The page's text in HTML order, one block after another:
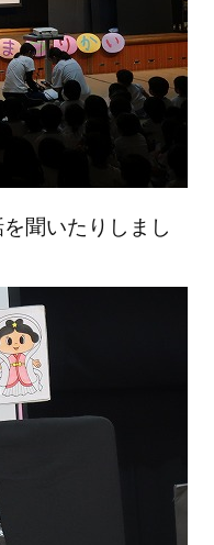
聞いたりしまし